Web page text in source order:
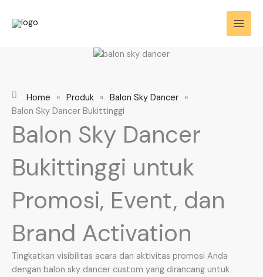
Home » Produk » Balon Sky Dancer
»
Balon Sky Dancer Bukittinggi
Balon Sky Dancer
Bukittinggi untuk
Promosi, Event, dan
Brand Activation
Tingkatkan visibilitas acara dan aktivitas promosi Anda
dengan balon sky dancer custom yang dirancang untuk